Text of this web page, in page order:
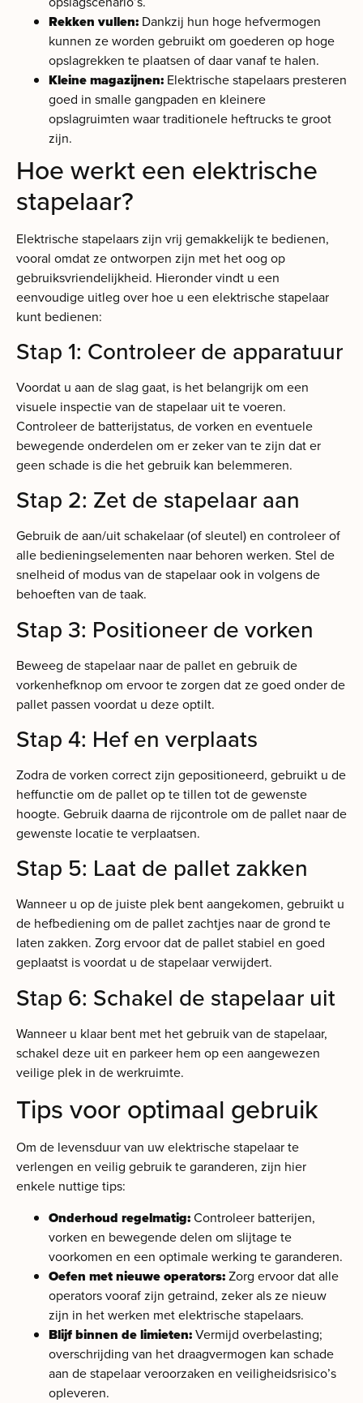
Rekken vullen: Dankzij hun hoge hefvermogen
kunnen ze worden gebruikt om goederen op hoge
opslagrekken te plaatsen of daar vanaf te halen.
Kleine magazijnen: Elektrische stapelaars presteren
goed in smalle gangpaden en kleinere
opslagruimten waar traditionele heftrucks te groot
zijn.
Hoe werkt een elektrische
stapelaar?
Elektrische stapelaars zijn vrij gemakkelijk te bedienen,
vooral omdat ze ontworpen zijn met het oog op
gebruiksvriendelijkheid. Hieronder vindt u een
eenvoudige uitleg over hoe u een elektrische stapelaar
kunt bedienen:
Stap 1: Controleer de apparatuur
Voordat u aan de slag gaat, is het belangrijk om een
visuele inspectie van de stapelaar uit te voeren.
Controleer de batterijstatus, de vorken en eventuele
bewegende onderdelen om er zeker van te zijn dat er
geen schade is die het gebruik kan belemmeren.
Stap 2: Zet de stapelaar aan
Gebruik de aan/uit schakelaar (of sleutel) en controleer of
alle bedieningselementen naar behoren werken. Stel de
snelheid of modus van de stapelaar ook in volgens de
behoeften van de taak.
Stap 3: Positioneer de vorken
Beweeg de stapelaar naar de pallet en gebruik de
vorkenhefknop om ervoor te zorgen dat ze goed onder de
pallet passen voordat u deze optilt.
Stap 4: Hef en verplaats
Zodra de vorken correct zijn gepositioneerd, gebruikt u de
heffunctie om de pallet op te tillen tot de gewenste
hoogte. Gebruik daarna de rijcontrole om de pallet naar de
gewenste locatie te verplaatsen.
Stap 5: Laat de pallet zakken
Wanneer u op de juiste plek bent aangekomen, gebruikt u
de hefbediening om de pallet zachtjes naar de grond te
laten zakken. Zorg ervoor dat de pallet stabiel en goed
geplaatst is voordat u de stapelaar verwijdert.
Stap 6: Schakel de stapelaar uit
Wanneer u klaar bent met het gebruik van de stapelaar,
schakel deze uit en parkeer hem op een aangewezen
veilige plek in de werkruimte.
Tips voor optimaal gebruik
Om de levensduur van uw elektrische stapelaar te
verlengen en veilig gebruik te garanderen, zijn hier
enkele nuttige tips:
Onderhoud regelmatig:Controleer batterijen,
vorken en bewegende delen om slijtage te
voorkomen en een optimale werking te garanderen.
Oefen met nieuwe operators:Zorg ervoor dat alle
operators vooraf zijn getraind, zeker als ze nieuw
zijn in het werken met elektrische stapelaars.
Blijf binnen de limieten:Vermijd overbelasting;
overschrijding van het draagvermogen kan schade
aan de stapelaar veroorzaken en veiligheidsrisico’s
opleveren.